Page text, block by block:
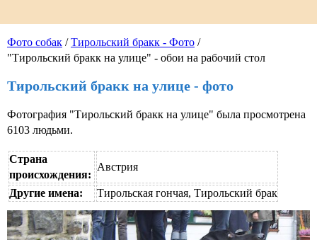
Фото собак /Тирольский бракк - Фото /
"Тирольский бракк на улице" - обои на рабочий стол
Тирольский бракк на улице - фото
Фотография "Тирольский бракк на улице" была просмотрена
6103 людьми.
Страна
происхождения:
Австрия
Другие имена: Тирольская гончая, Тирольский брак